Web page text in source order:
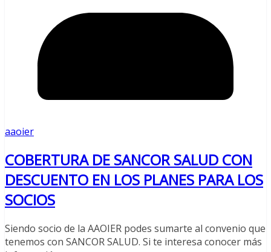
aaoier
COBERTURA DE SANCOR SALUD CON
DESCUENTO EN LOS PLANES PARA LOS
SOCIOS
Siendo socio de la AAOIER podes sumarte al convenio que
tenemos con SANCOR SALUD. Si te interesa conocer más